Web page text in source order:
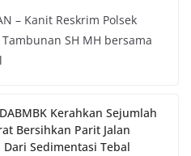
– Kanit Reskrim Polsek
SH MH bersama
Kerahkan Sejumlah
Bersihkan Parit Jalan
Dari Sedimentasi Tebal